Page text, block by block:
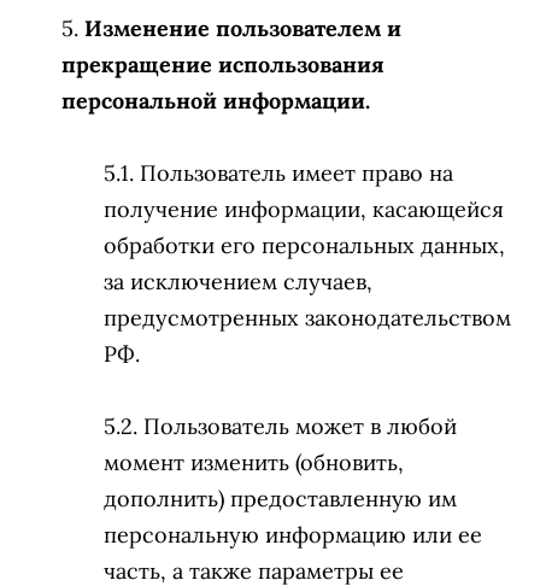
Изменение пользователем и
прекращение использования
персональной информации.
Пользователь имеет право на
получение информации, касающейся
обработки его персональных данных,
за исключением случаев,
предусмотренных законодательством
РФ.
Пользователь может в любой
момент изменить (обновить,
дополнить) предоставленную им
персональную информацию или ее
часть, а также параметры ее